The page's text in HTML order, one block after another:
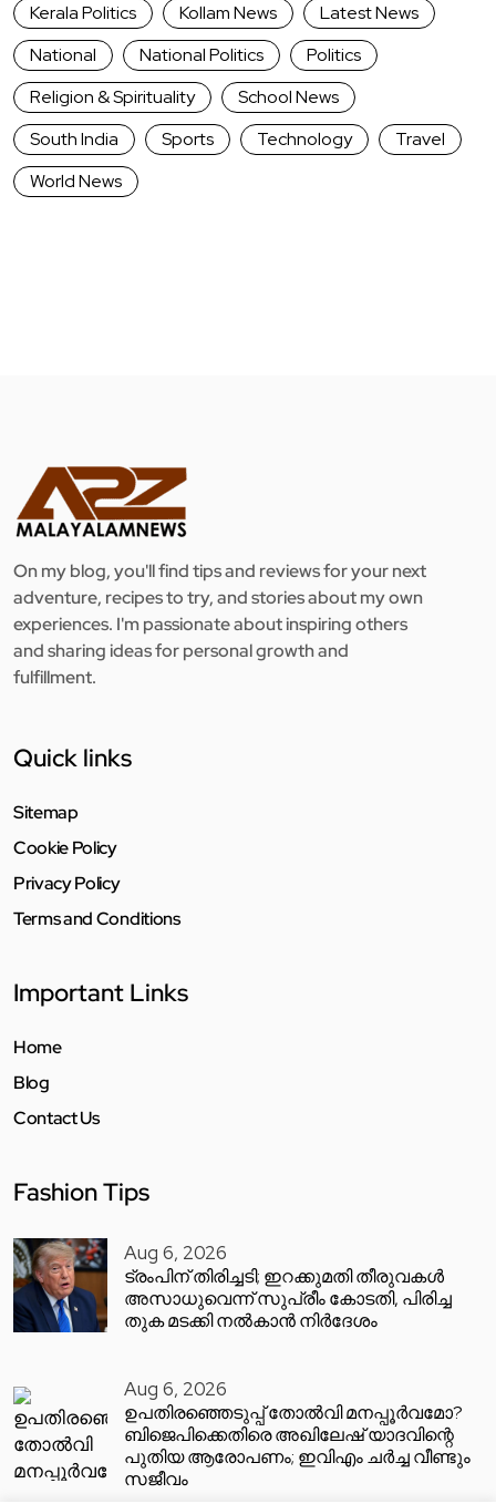
Kerala Politics
Kollam News
Latest News
National
National Politics
Politics
Religion & Spirituality
School News
South India
Sports Technology
Travel
World News
On my blog, you'll find tips and reviews for your next
adventure, recipes to try, and stories about my own
experiences. I'm passionate about inspiring others
and sharing ideas for personal growth and
fulfillment.
Quick links
Sitemap
Cookie Policy
Privacy Policy
Terms and Conditions
Important Links
Home
Blog
Contact Us
Fashion Tips
Aug 6, 2026
ട്രംപിന് തിരിച്ചടി; ഇറക്കുമതി തീരുവകൾ
അസാധുവെന്ന് സുപ്രീം കോടതി, പിരിച്ച
തുക മടക്കി നൽകാൻ നിർദേശം
Aug 6, 2026
ഉപതിരഞ്ഞെടുപ്പ് തോൽവി മനപ്പൂർവമോ?
ബിജെപിക്കെതിരെ അഖിലേഷ് യാദവിന്റെ
പുതിയ ആരോപണം; ഇവിഎം ചർച്ച വീണ്ടും
സജീവം